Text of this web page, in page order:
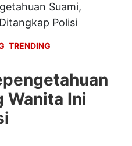
Suami,
Polisi
TRENDING
Wanita Ini